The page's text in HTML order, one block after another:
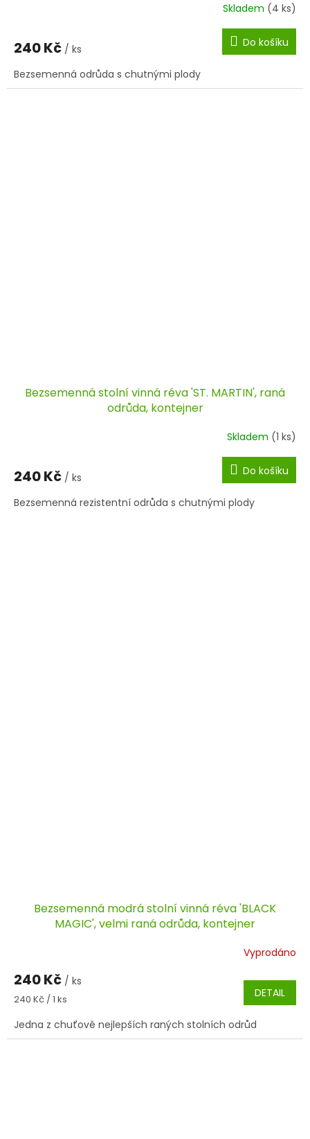
Skladem (4 ks)
240 Kč / ks Do košíku
Bezsemenná odrůda s chutnými plody
Bezsemenná stolní vinná réva 'ST. MARTIN', raná
odrůda, kontejner
Skladem (1 ks)
240 Kč / ks Do košíku
Bezsemenná rezistentní odrůda s chutnými plody
Bezsemenná modrá stolní vinná réva 'BLACK
MAGIC', velmi raná odrůda, kontejner
Vyprodáno
240 Kč / ks
Měrná
240 Kč / 1 ks DETAIL
Jedna z chuťově nejlepších raných stolních odrůd